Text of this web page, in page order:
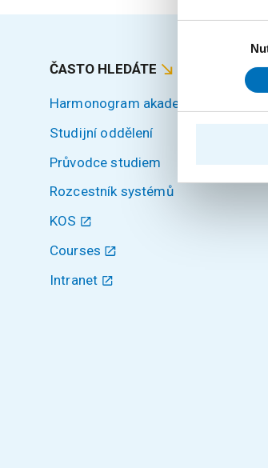
ČASTO HLEDÁTE
Harmonogram akademického roku
Studijní oddělení
Průvodce studiem
Rozcestník systémů
KOS
Courses
Intranet